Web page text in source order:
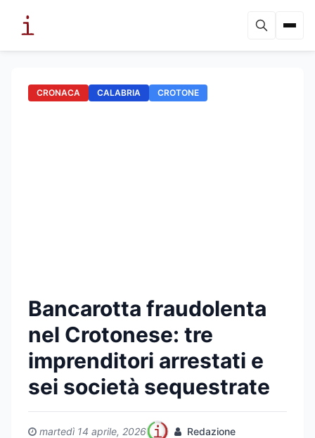
CRONACA CALABRIA CROTONE
Bancarotta fraudolenta
nel Crotonese: tre
imprenditori arrestati e
sei società sequestrate
martedì 14 aprile, 2026 Redazione